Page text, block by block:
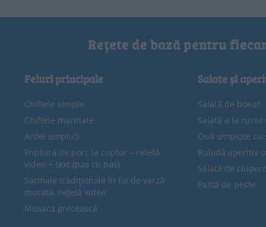
Rețete de bază pentru
Feluri principale
Chiftele simple
Chiftele marinate
Ardei umpluți
Friptură de porc la cuptor – rețetă
video + text (pas cu pas)
Sarmale tradiționale în foi de varză
murată, rețetă video
Musaca grecească
Salate și
Salată de boeuf
Salată a la
Ouă umplute cu
Ruladă aperitiv
Salată de
Pastă de pește